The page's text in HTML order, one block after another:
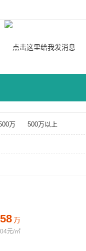
万 500万以上
万
元/㎡